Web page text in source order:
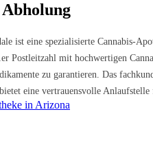
ist eine spezialisierte Cannabis-
Postleitzahl mit hochwertigen
zu garantieren. Das
eine vertrauensvolle
in Arizona